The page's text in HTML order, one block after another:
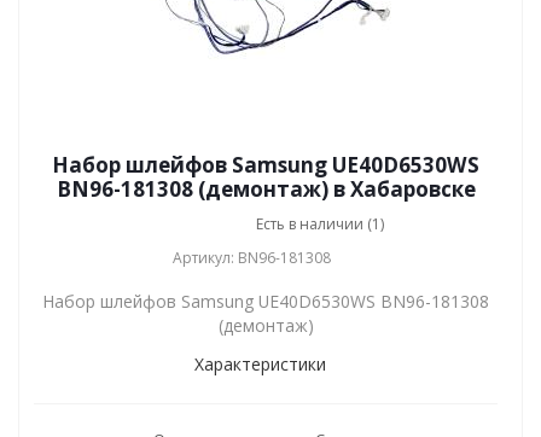
Набор шлейфов Samsung UE40D6530WS
BN96-181308 (демонтаж) в Хабаровске
Есть в наличии (1)
Артикул: BN96-181308
Набор шлейфов Samsung UE40D6530WS BN96-181308
(демонтаж)
Характеристики